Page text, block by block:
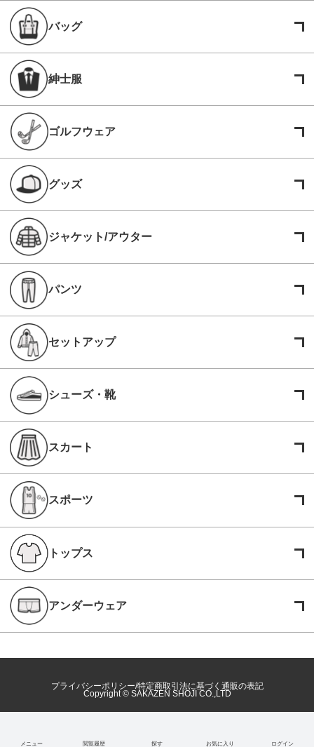
メニュー 閲覧履歴 探す お気に入り ログイン
バッグ
紳士服
ゴルフウェア
グッズ
ジャケット/アウター
パンツ
セットアップ
シューズ・靴
スカート
スポーツ
トップス
アンダーウェア
プライバシーポリシー 特定商取引法に基づく通販の表記
Copyright © SAKAZEN SHOJI CO.,LTD